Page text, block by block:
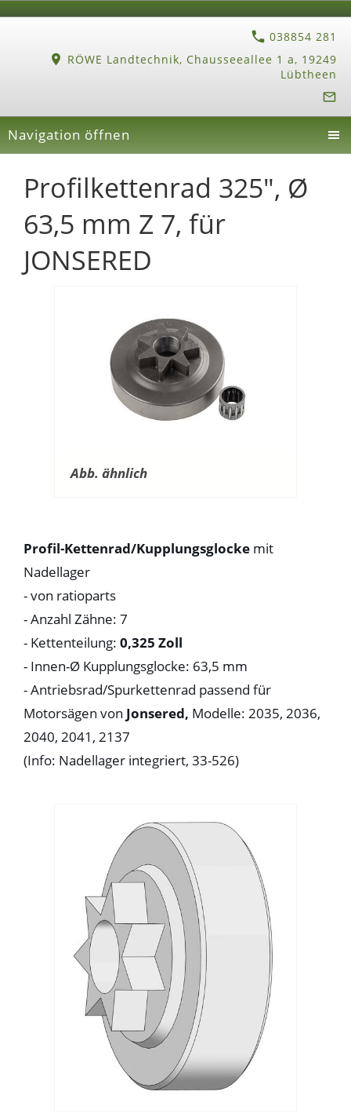
038854 281
RÖWE Landtechnik, Chausseeallee 1 a, 19249
Lübtheen
Navigation öffnen
Profilkettenrad 325", Ø
63,5 mm Z 7, für
JONSERED
Abb. ähnlich
Profil-Kettenrad/Kupplungsglocke mit
Nadellager
- von ratioparts
- Anzahl Zähne: 7
- Kettenteilung: 0,325 Zoll
- Innen-Ø Kupplungsglocke: 63,5 mm
- Antriebsrad/Spurkettenrad passend für
Motorsägen von Jonsered, Modelle: 2035, 2036,
2040, 2041, 2137
(Info: Nadellager integriert, 33-526)